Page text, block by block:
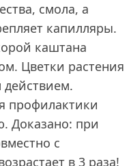
смола, а
капилляры.
каштана
Цветки растения
профилактики
Доказано: при
с
в 3 раза!